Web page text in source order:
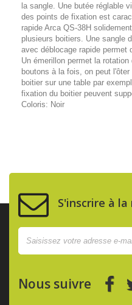
la sangle. Une butée réglable
des points de fixation est
rapide Arca QS-38H
plusieurs boitiers. Une sangle
avec déblocage rapide permet
Un émerillon permet la
boutons à la fois, on peut
boitier sur une table par
fixation du boitier peuvent
Coloris: Noir
S'inscrire à
Nous suivre